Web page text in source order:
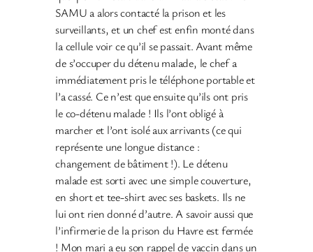
SAMU a alors contacté la prison et les
surveillants, et un chef est enfin monté dans
la cellule voir ce qu’il se passait. Avant même
de s’occuper du détenu malade, le chef a
immédiatement pris le téléphone portable et
l’a cassé. Ce n’est que ensuite qu’ils ont pris
le co-détenu malade ! Ils l’ont obligé à
marcher et l’ont isolé aux arrivants (ce qui
représente une longue distance :
changement de bâtiment !). Le détenu
malade est sorti avec une simple couverture,
en short et tee-shirt avec ses baskets. Ils ne
lui ont rien donné d’autre. A savoir aussi que
l’infirmerie de la prison du Havre est fermée
! Mon mari a eu son rappel de vaccin dans un